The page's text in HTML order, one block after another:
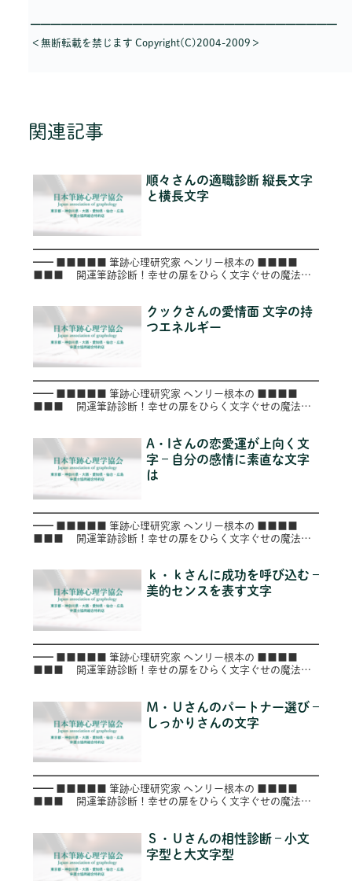
━━━━━━━━━━━━━━━━━━━━━━━━━━━━━━
＜無断転載を禁じます Copyright(C)2004-2009＞
関連記事
順々さんの適職診断 縦長文字
と横長文字
━━━━━━━━━━━━━━━━━━━━━━━━━━━━
━━ ■■■■■ 筆跡心理研究家 ヘンリー根本の ■■■■
■■■ 開運筆跡診断！幸せの扉をひらく文字ぐせの魔法
クックさんの愛情面 文字の持
つエネルギー
━━━━━━━━━━━━━━━━━━━━━━━━━━━━
━━ ■■■■■ 筆跡心理研究家 ヘンリー根本の ■■■■
■■■ 開運筆跡診断！幸せの扉をひらく文字ぐせの魔法
A・Iさんの恋愛運が上向く文
字 – 自分の感情に素直な文字
は
━━━━━━━━━━━━━━━━━━━━━━━━━━━━
━━ ■■■■■ 筆跡心理研究家 ヘンリー根本の ■■■■
■■■ 開運筆跡診断！幸せの扉をひらく文字ぐせの魔法
ｋ・ｋさんに成功を呼び込む –
美的センスを表す文字
━━━━━━━━━━━━━━━━━━━━━━━━━━━━
━━ ■■■■■ 筆跡心理研究家 ヘンリー根本の ■■■■
■■■ 開運筆跡診断！幸せの扉をひらく文字ぐせの魔法
Ｍ・Ｕさんのパートナー選び –
しっかりさんの文字
━━━━━━━━━━━━━━━━━━━━━━━━━━━━
━━ ■■■■■ 筆跡心理研究家 ヘンリー根本の ■■■■
■■■ 開運筆跡診断！幸せの扉をひらく文字ぐせの魔法
Ｓ・Ｕさんの相性診断 – 小文
字型と大文字型